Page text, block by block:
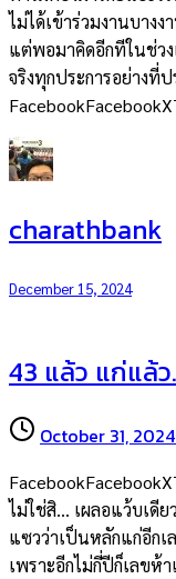
ไม่ได้เข้าร่วมงานบางง
แต่พอมาคิดอีกทีในช่วง
จริงทุกประการอย่างที่ป
charathbank
December 15, 2024
43 แล้ว แก่แล้
October 31, 2024
ไม่ใช่สิ… เผลอแว้บเดี
แซวว่าเป็นหลักแก่อีกเ
เพราะอีกไม่กี่ปีก็เลขห้